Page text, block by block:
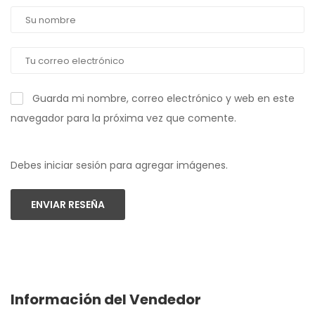
Guarda mi nombre, correo electrónico y web en este
navegador para la próxima vez que comente.
Debes iniciar sesión para agregar imágenes.
ENVIAR RESEÑA
Información del Vendedor